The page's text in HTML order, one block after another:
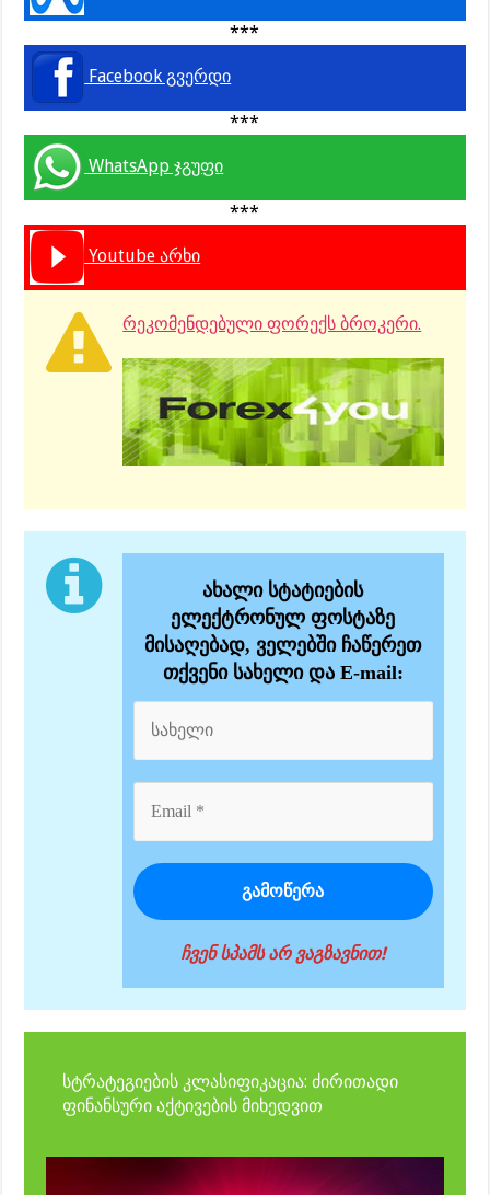
***
Facebook გვერდი
***
WhatsApp ჯგუფი
***
Youtube არხი
რეკომენდებული ფორექს ბროკერი.
ახალი სტატიების
ელექტრონულ ფოსტაზე
მისაღებად, ველებში ჩაწერეთ
თქვენი სახელი და E-mail:
ჩვენ სპამს არ ვაგზავნით!
სტრატეგიების კლასიფიკაცია: ძირითადი
ფინანსური აქტივების მიხედვით